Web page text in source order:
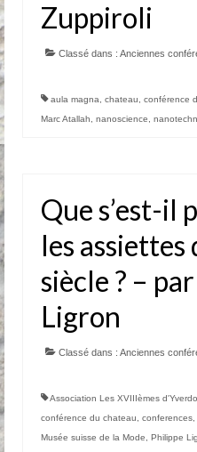
Zuppiroli
Classé dans : Anciennes
aula magna, chateau, conférence
Marc Atallah, nanoscience,
Que s’est-il
les assiettes
siècle ? –
Ligron
Classé dans : Anciennes
Association Les XVIIIèmes
conférence du chateau, conferences,
Musée suisse de la Mode, Philippe